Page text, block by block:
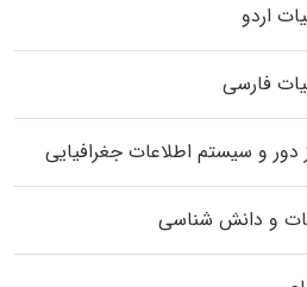
اردو
فارسی
و سیستم اطلاعات جغرافیایی
و دانش شناسی